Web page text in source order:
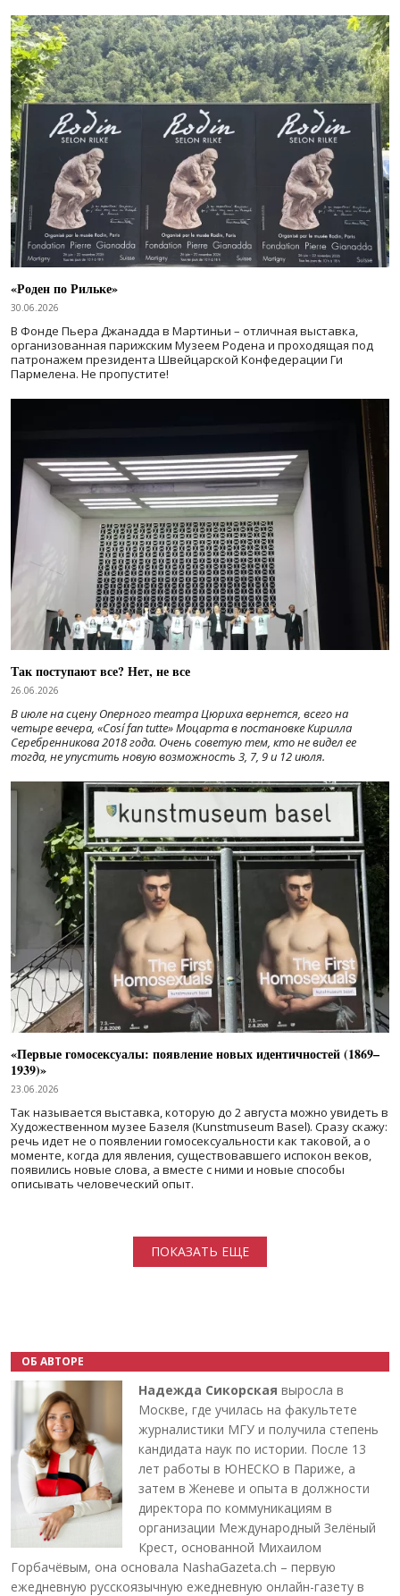
«Роден по Рильке»
30.06.2026
В Фонде Пьера Джанадда в Мартиньи – отличная выставка,
организованная парижским Музеем Родена и проходящая под
патронажем президента Швейцарской Конфедерации Ги
Пармелена. Не пропустите!
Так поступают все? Нет, не все
26.06.2026
В июле на сцену Оперного театра Цюриха вернется, всего на
четыре вечера, «Cosí fan tutte» Моцарта в постановке Кирилла
Серебренникова 2018 года. Очень советую тем, кто не видел ее
тогда, не упустить новую возможность 3, 7, 9 и 12 июля.
«Первые гомосексуалы: появление новых идентичностей (1869–
1939)»
23.06.2026
Так называется выставка, которую до 2 августа можно увидеть в
Художественном музее Базеля (Kunstmuseum Basel). Сразу скажу:
речь идет не о появлении гомосексуальности как таковой, а о
моменте, когда для явления, существовавшего испокон веков,
появились новые слова, а вместе с ними и новые способы
описывать человеческий опыт.
ПОКАЗАТЬ ЕЩЕ
ОБ АВТОРЕ
Надежда Сикорская выросла в
Москве, где училась на факультете
журналистики МГУ и получила степень
кандидата наук по истории. После 13
лет работы в ЮНЕСКО в Париже, а
затем в Женеве и опыта в должности
директора по коммуникациям в
организации Международный Зелёный
Крест, основанной Михаилом
Горбачёвым, она основала NashaGazeta.ch – первую
ежедневную русскоязычную ежедневную онлайн-газету в